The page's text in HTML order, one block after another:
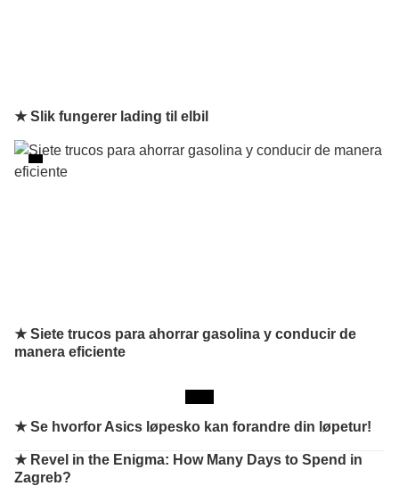
★ Slik fungerer lading til elbil
★ Siete trucos para ahorrar gasolina y conducir de
manera eficiente
★Se hvorfor Asics løpesko kan forandre din løpetur!
★ Revel in the Enigma: How Many Days to Spend in
Zagreb?